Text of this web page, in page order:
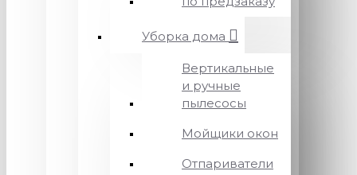
Уборка дома
Вертикальные
и ручные
пылесосы
Мойщики окон
Отпариватели